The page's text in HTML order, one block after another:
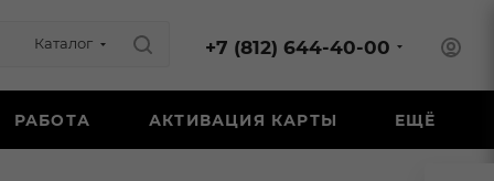
Каталог +7 (812) 644-40-00
РАБОТА АКТИВАЦИЯ КАРТЫ ЕЩЁ